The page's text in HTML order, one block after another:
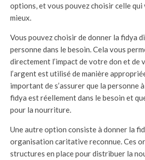
options, et vous pouvez choisir celle
mieux.
Vous pouvez choisir de donner la fidya
personne dans le besoin. Cela vous
directement l’impact de votre don et de
l’argent est utilisé de manière
important de s’assurer que la personne
fidya est réellement dans le besoin et
pour la nourriture.
Une autre option consiste à donner la
organisation caritative reconnue. Ces
structures en place pour distribuer la